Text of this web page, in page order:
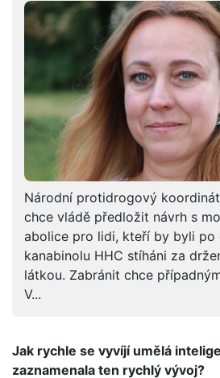
Národní protidrogový
chce vládě předložit návrh s
abolice pro lidi, kteří by byli po
kanabinolu HHC stíháni za
látkou. Zabránit chce
V...
Jak rychle se vyvíjí umělá
zaznamenala ten rychlý vývoj?